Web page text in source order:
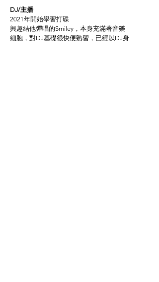
DJ/主播
2021年開始學習打碟
興趣結他彈唱的Smiley，本身充滿著音樂
細胞，對DJ基礎很快便熟習，已經以DJ身